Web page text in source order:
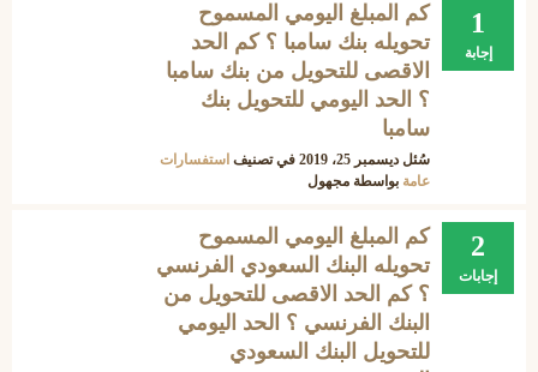
1
إجابة
كم المبلغ اليومي المسموح
تحويله بنك سامبا ؟ كم الحد
الاقصى للتحويل من بنك سامبا
؟ الحد اليومي للتحويل بنك
سامبا
سُئل ديسمبر 25، 2019 في تصنيف استفسارات
عامة بواسطة مجهول
2
إجابات
كم المبلغ اليومي المسموح
تحويله البنك السعودي الفرنسي
؟ كم الحد الاقصى للتحويل من
البنك الفرنسي ؟ الحد اليومي
للتحويل البنك السعودي